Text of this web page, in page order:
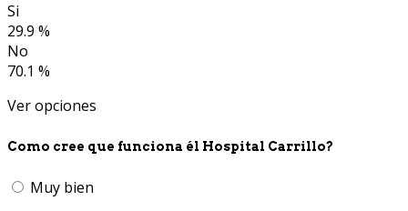
Si
29.9 %
No
70.1 %
Ver opciones
Como cree que funciona él Hospital Carrillo?
Muy bien